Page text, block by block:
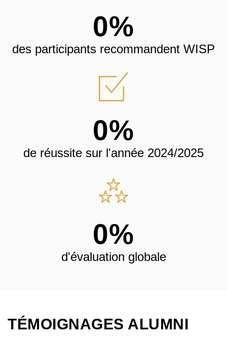
des participants recommandent WISP
0%
de réussite sur l'année 2024/2025
0%
d'évaluation globale
0%
TÉMOIGNAGES ALUMNI